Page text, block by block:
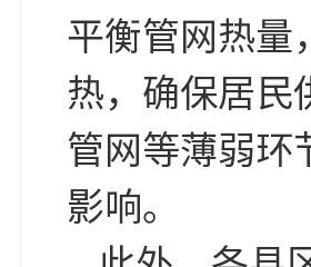
平衡管网热量
热，确保居民
管网等薄弱环
影响。